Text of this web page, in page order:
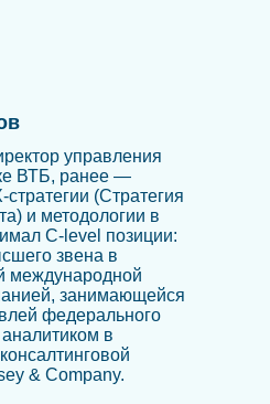
управления
ВТБ, ранее —
(Стратегия
и методологии в
C-level позиции:
звена в
международной
занимающейся
федерального
в
& Company.